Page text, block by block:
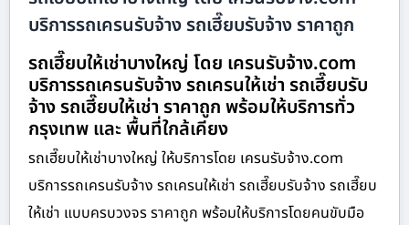
บริการรถเครนรับจ้าง รถเฮี๊ยบรับจ้าง ราคาถูก
รถเฮี๊ยบให้เช่าบางใหญ่ โดย เครนรับจ้าง.com
บริการรถเครนรับจ้าง รถเครนให้เช่า รถเฮี๊ยบรับ
จ้าง รถเฮี๊ยบให้เช่า ราคาถูก พร้อมให้บริการทั่ว
กรุงเทพ และ พื้นที่ใกล้เคียง
รถเฮี๊ยบให้เช่าบางใหญ่ ให้บริการโดย เครนรับจ้าง.com
บริการรถเครนรับจ้าง รถเครนให้เช่า รถเฮี๊ยบรับจ้าง รถเฮี๊ยบ
ให้เช่า แบบครบวงจร ราคาถูก พร้อมให้บริการโดยคนขับมือ